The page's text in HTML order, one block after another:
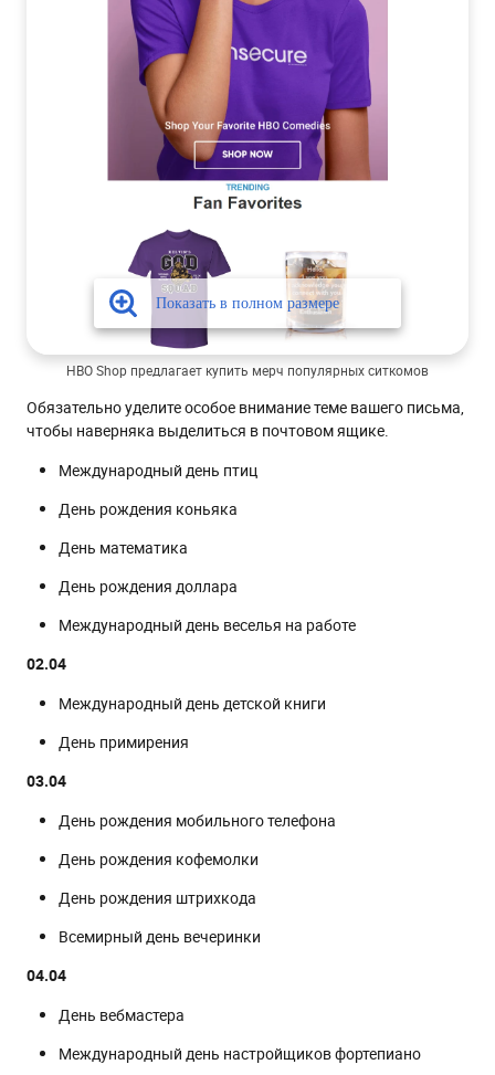
HBO Shop предлагает купить мерч популярных ситкомов
Обязательно уделите особое внимание теме вашего письма,
чтобы наверняка выделиться в почтовом ящике.
Международный день птиц
День рождения коньяка
День математика
День рождения доллара
Международный день веселья на работе
02.04
Международный день детской книги
День примирения
03.04
День рождения мобильного телефона
День рождения кофемолки
День рождения штрихкода
Всемирный день вечеринки
04.04
День вебмастера
Международный день настройщиков фортепиано